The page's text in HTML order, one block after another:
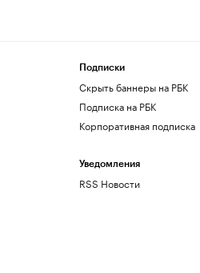
Подписки
Скрыть баннеры на РБК
Подписка на РБК
Корпоративная подписка
Уведомления
RSS Новости